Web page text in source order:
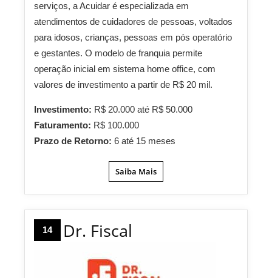
serviços, a Acuidar é especializada em
atendimentos de cuidadores de pessoas, voltados
para idosos, crianças, pessoas em pós operatório
e gestantes. O modelo de franquia permite
operação inicial em sistema home office, com
valores de investimento a partir de R$ 20 mil.
Investimento: R$ 20.000 até R$ 50.000
Faturamento: R$ 100.000
Prazo de Retorno: 6 até 15 meses
Saiba Mais
14 Dr. Fiscal